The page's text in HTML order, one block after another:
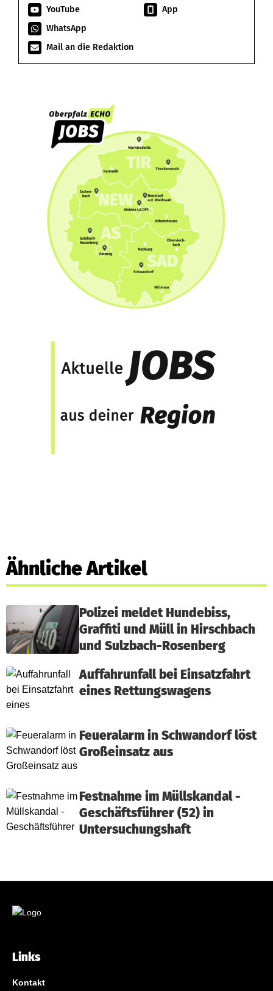
YouTube
App
WhatsApp
Mail an die Redaktion
Ähnliche Artikel
Polizei meldet Hundebiss,
Graffiti und Müll in Hirschbach
und Sulzbach-Rosenberg
Auffahrunfall bei Einsatzfahrt
eines Rettungswagens
Feueralarm in Schwandorf löst
Großeinsatz aus
Festnahme im Müllskandal -
Geschäftsführer (52) in
Untersuchungshaft
Links
Kontakt